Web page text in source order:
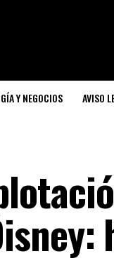
Y NEGOCIOS AVISO